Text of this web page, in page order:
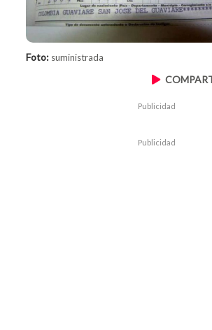
Foto: suministrada
Publicidad
Publicidad